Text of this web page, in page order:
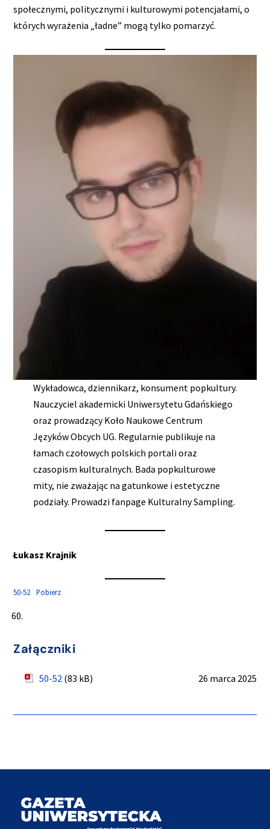
społecznymi, politycznymi i kulturowymi potencjałami, o
których wyrażenia „ładne” mogą tylko pomarzyć.
Wykładowca, dziennikarz, konsument popkultury.
Nauczyciel akademicki Uniwersytetu Gdańskiego
oraz prowadzący Koło Naukowe Centrum
Języków Obcych UG. Regularnie publikuje na
łamach czołowych polskich portali oraz
czasopism kulturalnych. Bada popkulturowe
mity, nie zważając na gatunkowe i estetyczne
podziały. Prowadzi fanpage Kulturalny Sampling.
Łukasz Krajnik
50-52 Pobierz
Załączniki
50-52 (83 kB) 26 marca 2025